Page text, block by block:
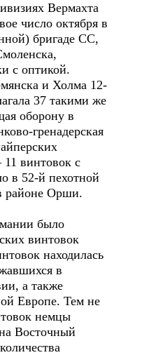
Вермахта
число октября в
бригаде СС,
с оптикой.
и Холма 12-
37 такими же
оборону в
гренадерская
винтовок с
в 52-й пехотной
районе Орши.
было
винтовок
находилась
в
а также
Европе. Тем не
немцы
Восточный